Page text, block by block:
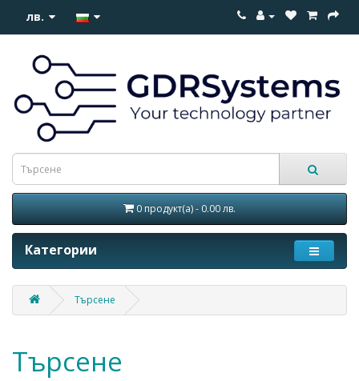
лв.
0 продукт(а) - 0.00 лв.
Категории
Търсене
Търсене